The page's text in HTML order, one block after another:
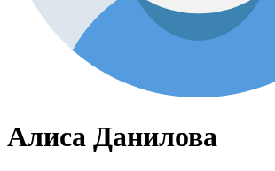
Алиса Данилова